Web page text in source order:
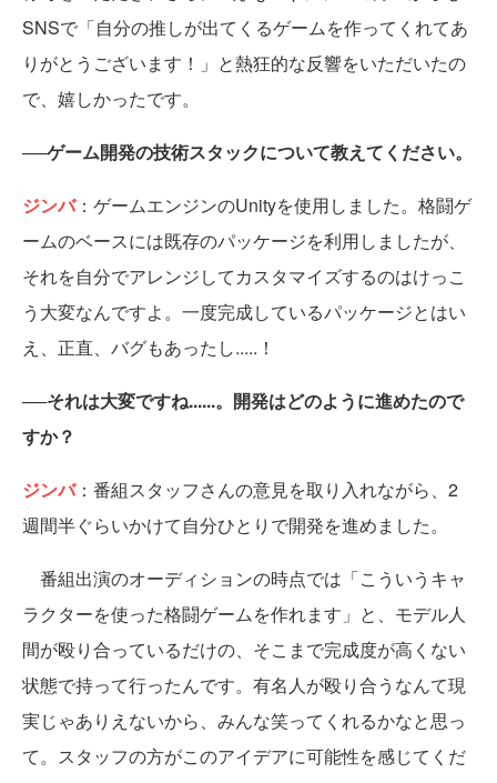
SNSで「自分の推しが出てくるゲームを作ってくれてあ
りがとうございます！」と熱狂的な反響をいただいたの
で、嬉しかったです。
──ゲーム開発の技術スタックについて教えてください。
ジンバ：ゲームエンジンのUnityを使用しました。格闘ゲ
ームのベースには既存のパッケージを利用しましたが、
それを自分でアレンジしてカスタマイズするのはけっこ
う大変なんですよ。一度完成しているパッケージとはい
え、正直、バグもあったし.....！
──それは大変ですね......。開発はどのように進めたので
すか？
ジンバ：番組スタッフさんの意見を取り入れながら、2
週間半ぐらいかけて自分ひとりで開発を進めました。
番組出演のオーディションの時点では「こういうキャ
ラクターを使った格闘ゲームを作れます」と、モデル人
間が殴り合っているだけの、そこまで完成度が高くない
状態で持って行ったんです。有名人が殴り合うなんて現
実じゃありえないから、みんな笑ってくれるかなと思っ
て。スタッフの方がこのアイデアに可能性を感じてくだ